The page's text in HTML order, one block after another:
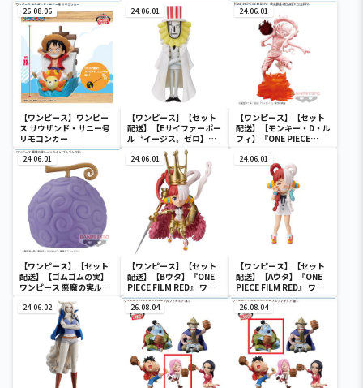
26.08.06
【ワンピース】ワンピー
ス サウザンド・サニー号
リモコンカー
24.06.01
【ワンピース】【セット
配送】【Eサイファーポー
ル〝イージス〟ゼロ】ワ
ンピース ワールドコレク
タブルフィギュア-ワノ国
鬼ヶ島編7-
24.06.01
【ワンピース】【セット
配送】【モンキー・D・ル
フィ】『ONE PIECE
MONKEY.D.LUFFY-
24.06.01
【ワンピース】【セット
配送】【ゴムゴムの実】
ワンピース 悪魔の実ルー
24.06.01
【ワンピース】【セット
配送】【Bウタ】『ONE
PIECE FILM RED』 ワー
ルドコレクタブルフィギ
ュア-UTA COLLECTION-
24.06.01
【ワンピース】【セット
配送】【Aウタ】『ONE
PIECE FILM RED』 ワー
ルドコレクタブルフィギ
ュア-UTA COLLECTION-
24.06.02 26.08.04 26.08.04